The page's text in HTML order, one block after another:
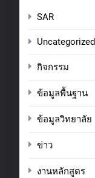
SAR
Uncategorized
กิจกรรม
ข้อมูลพื้นฐาน
ข้อมูลวิทยาลัย
ข่าว
งานหลักสูตร